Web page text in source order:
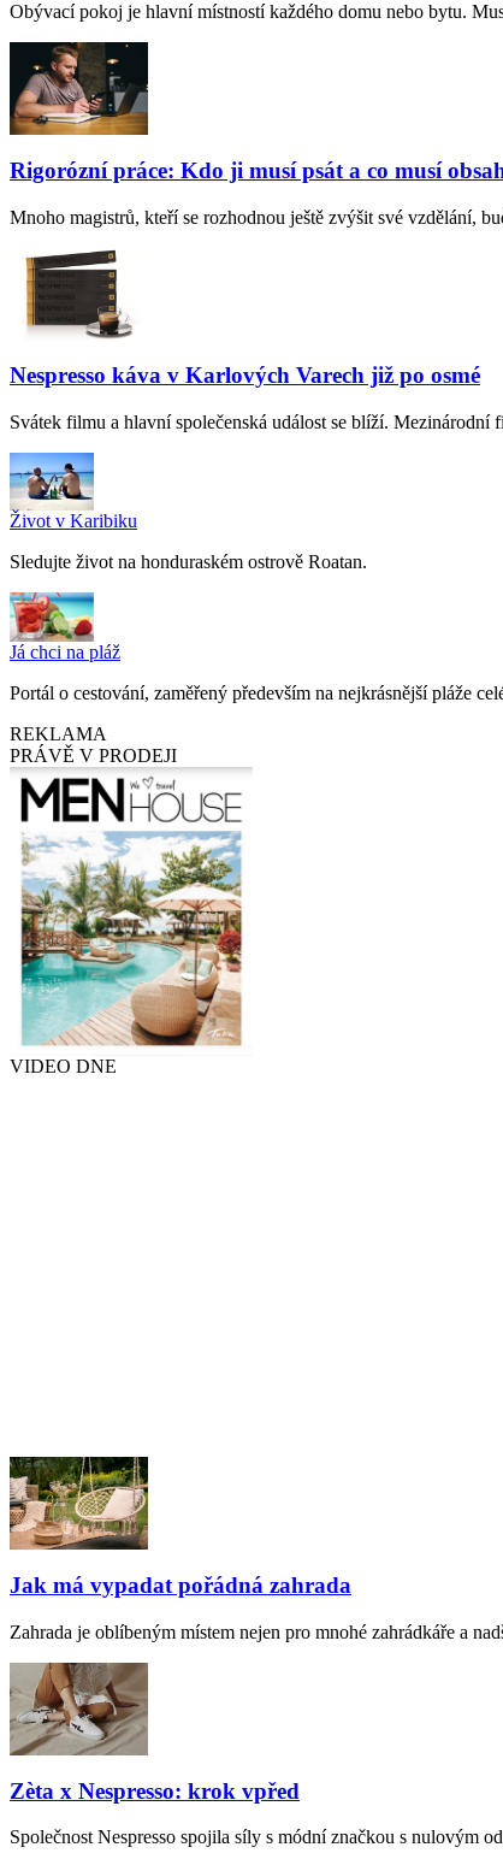
Obývací pokoj je hlavní místností každého domu nebo bytu.
Rigorózní práce: Kdo ji musí psát a co musí
Mnoho magistrů, kteří se rozhodnou ještě zvýšit své vzdělání,
Nespresso káva v Karlových Varech již po osmé
Svátek filmu a hlavní společenská událost se blíží.
Život v Karibiku
Sledujte život na honduraském ostrově Roatan.
Já chci na pláž
Portál o cestování, zaměřený především na nejkrásnější pláže
REKLAMA
PRÁVĚ V PRODEJI
VIDEO DNE
Jak má vypadat pořádná zahrada
Zahrada je oblíbeným místem nejen pro mnohé zahrádkáře a
Zèta x Nespresso: krok vpřed
Společnost Nespresso spojila síly s módní značkou s nulovým